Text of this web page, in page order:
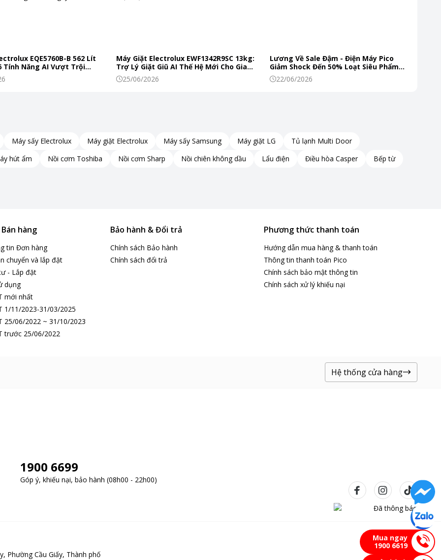
Mua ngay
1900 6619
EQE5760B-B 562 Lít
Tính Năng AI Vượt Trội
Phẩm Tươi Ngon Mỗi Ngày
Máy Giặt Electrolux EWF1342R9SC 13kg:
Trợ Lý Giặt Giũ AI Thế Hệ Mới Cho Gia
Đình Hiện Đại
25/06/2026
Lương Về Sale Đậm - Điện Máy Pico
Giảm Shock Đến 50% Loạt Siêu Phẩm
Mùa Hè
22/06/2026
Máy sấy Electrolux Máy giặt Electrolux Máy sấy Samsung Máy giặt LG
Tủ lạnh Multi Door
hút ẩm Nồi cơm Toshiba Nồi cơm Sharp Nồi chiên không dầu Lẩu điện Điều hòa Casper
Bếp từ
hàng
tin Đơn hàng
chuyển và lắp đặt
- Lắp đặt
dụng
mới nhất
1/11/2023-31/03/2025
25/06/2022 ~ 31/10/2023
trước 25/06/2022
Bảo hành & Đổi trả
Chính sách Bảo hành
Chính sách đổi trả
Phương thức thanh toán
Hướng dẫn mua hàng & thanh toán
Thông tin thanh toán Pico
Chính sách bảo mật thông tin
Chính sách xử lý khiếu nại
Hệ thống cửa hàng
1900 6699
Góp ý, khiếu nại, bảo hành (08h00 - 22h00)
Phường Cầu Giấy, Thành phố